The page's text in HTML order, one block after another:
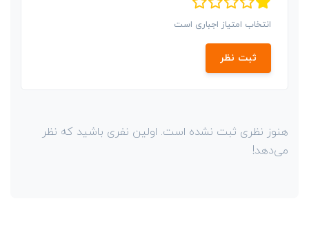
انتخاب امتیاز اجباری است
ثبت نظر
هنوز نظری ثبت نشده است. اولین نفری باشید که نظر
می‌دهد!